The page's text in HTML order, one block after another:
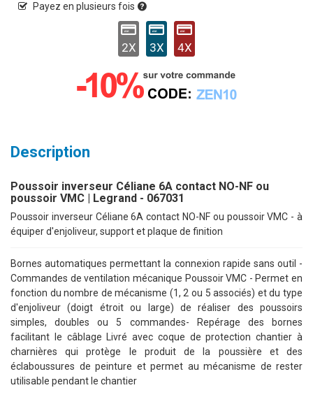
Payez en plusieurs fois
2X 3X 4X
Description
Poussoir inverseur Céliane 6A contact NO-NF ou
poussoir VMC | Legrand - 067031
Poussoir inverseur Céliane 6A contact NO-NF ou poussoir VMC - à
équiper d'enjoliveur, support et plaque de finition
Bornes automatiques permettant la connexion rapide sans outil -
Commandes de ventilation mécanique Poussoir VMC - Permet en
fonction du nombre de mécanisme (1, 2 ou 5 associés) et du type
d'enjoliveur (doigt étroit ou large) de réaliser des poussoirs
simples, doubles ou 5 commandes- Repérage des bornes
facilitant le câblage Livré avec coque de protection chantier à
charnières qui protège le produit de la poussière et des
éclaboussures de peinture et permet au mécanisme de rester
utilisable pendant le chantier